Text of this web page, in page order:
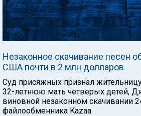
Незаконное скачивание песен
США почти в 2 млн долларов
Суд присяжных признал
32-летнюю мать четверых детей,
виновной незаконном скачивании
файлообменника Kazaa.